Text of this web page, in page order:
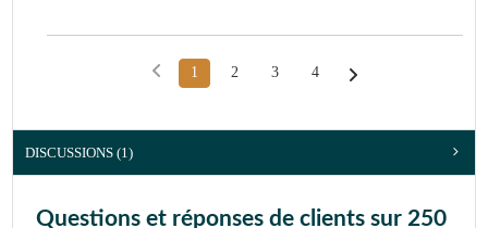
1 2 3 4
DISCUSSIONS (1)
Questions et réponses de clients sur 250